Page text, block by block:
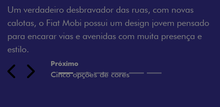
das ruas, com novas
possui um design jovem pensado
e avenidas com muita presença e
Montecarlo,
Silverstone.
Previous
Next